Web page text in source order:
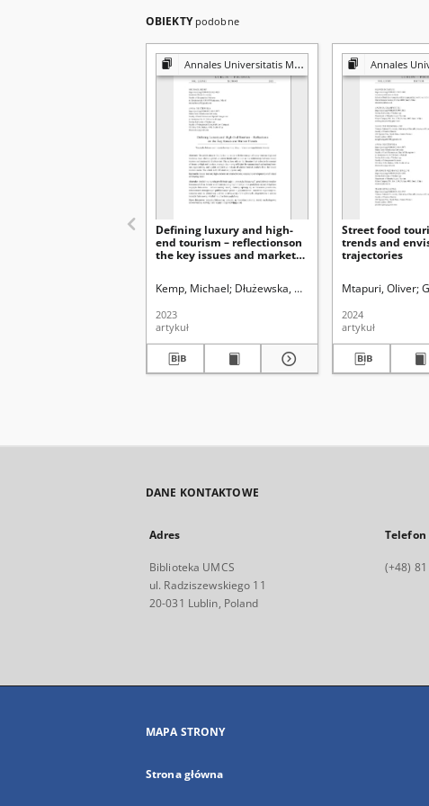
OBIEKTY podobne
Annales Universitatis Mariae Curie-Skłodowska. Sectio B, Geographia, Geologia, Mineralogia et Petrographia
Defining luxury and high-
end tourism – reflectionson
the key issues and market
Kemp, Michael Dłużewska, Anna Uniwersytet Marii
2023
artykuł
Annales Universitatis Mariae Curie-Skłodowska. Sectio
Street food
trends and
trajectories
Mtapuri, Oliver
2024
artykuł
DANE KONTAKTOWE
Adres
Biblioteka UMCS
ul. Radziszewskiego 11
20-031 Lublin, Poland
Telefon
(+48)
MAPA STRONY
Strona główna